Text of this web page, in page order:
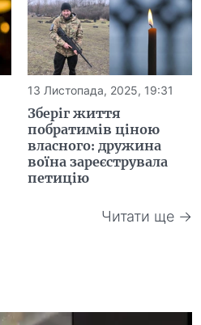
13 Листопада, 2025, 19:31
Зберіг життя
побратимів ціною
власного: дружина
воїна зареєструвала
петицію
Читати ще →